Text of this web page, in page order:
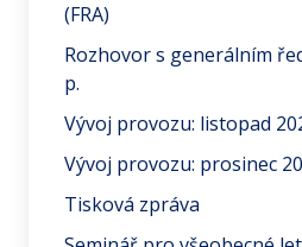
(FRA)
Rozhovor s generálním
p.
Vývoj provozu: listopad
Vývoj provozu: prosinec
Tisková zpráva